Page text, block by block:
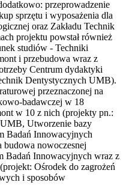
przeprowadzenie
sprzętu i wyposażenia dla
oraz Zakładu Technik
projektu powstał również
studiów - Techniki
i przebudowa wraz z
Centrum dydaktyki
Dentystycznych UMB).
przeznaczonej na
badawczej w 18
w 10 z nich (projekty pn.:
Utworzenie bazy
Badań Innowacyjnych
nowoczesnej
Badań Innowacyjnych wraz z
Ośrodek do zagrożeń
i sposobów